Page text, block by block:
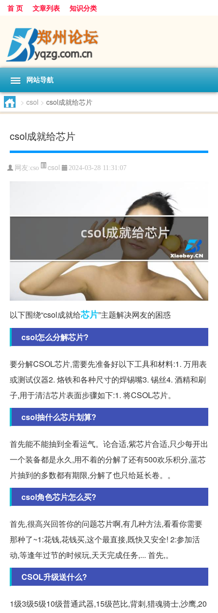
首 页 文章列表 知识分类
网站导航
> csol > csol成就给芯片
csol成就给芯片
网友:cso csol 2024-03-28 11:31:07
以下围绕“csol成就给芯片”主题解决网友的困惑
csol怎么分解芯片?
要分解CSOL芯片,需要先准备好以下工具和材料:1. 万用表
或测试仪器2. 烙铁和各种尺寸的焊锡嘴3. 锡丝4. 酒精和刷
子,用于清洁芯片表面步骤如下:1. 将CSOL芯片。
csol抽什么芯片划算?
首先能不能抽到全看运气。论合适,紫芯片合适,只少每开出
一个装备都是永久,用不着的分解了还有500欢乐积分,蓝芯
片抽到的多数都有期限,分解了也只给延长卷。。
csol角色芯片怎么买?
首先,很高兴回答你的问题芯片啊,有几种方法,看看你需要
那种了~1:花钱,花钱买,这个最直接,既快又安全! 2:参加活
动,等逢年过节的时候玩,天天完成任务,... 首先,。
CSOL升级送什么?
1级3级5级10级普通武器,15级芭比,背刺,猎魂骑士,沙鹰,20